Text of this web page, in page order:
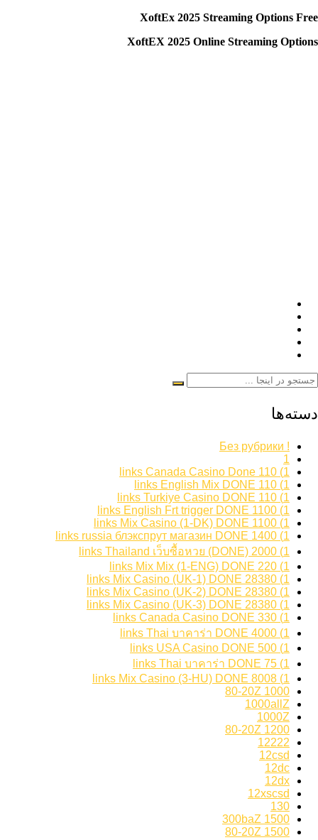
XoftEx 2025 Streaming Options Free
XoftEX 2025 Online Streaming Options
دسته‌ها
! Без рубрики
1
1) 110 links Canada Casino Done
1) 110 links English Mix DONE
1) 110 links Turkiye Casino DONE
1) 1100 links English Frt trigger DONE
1) 1100 links Mix Casino (1-DK) DONE
1) 1400 links russia блэкспрут магазин DONE
1) 2000 links Thailand เว็บซื้อหวย (DONE)
1) 220 links Mix Mix (1-ENG) DONE
1) 28380 links Mix Casino (UK-1) DONE
1) 28380 links Mix Casino (UK-2) DONE
1) 28380 links Mix Casino (UK-3) DONE
1) 330 links Canada Casino DONE
1) 4000 links Thai บาคาร่า DONE
1) 500 links USA Casino DONE
1) 75 links Thai บาคาร่า DONE
1) 8008 links Mix Casino (3-HU) DONE
1000 80-20Z
1000allZ
1000Z
1200 80-20Z
12222
12csd
12dc
12dx
12xscsd
130
1500 300baZ
1500 80-20Z